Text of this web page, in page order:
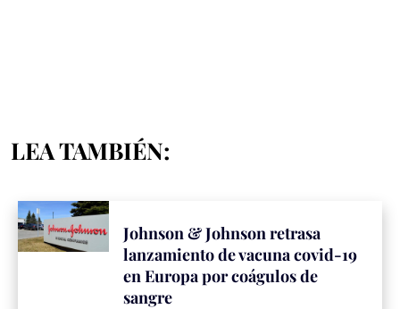
LEA TAMBIÉN:
Johnson & Johnson retrasa
lanzamiento de vacuna covid-19
en Europa por coágulos de
sangre